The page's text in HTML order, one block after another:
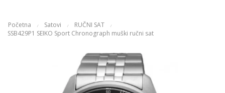
Početna / Satovi / RUČNI SAT /
SSB429P1 SEIKO Sport Chronograph muški ručni sat